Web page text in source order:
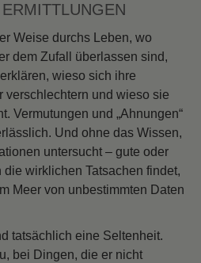
Weise durchs Leben, wo
dem Zufall überlassen sind,
wieso sich ihre
verschlechtern und wieso sie
Vermutungen und „Ahnungen“
Und ohne das Wissen,
untersucht – gute oder
wirklichen Tatsachen findet,
Meer von unbestimmten Daten
tatsächlich eine Seltenheit.
bei Dingen, die er nicht